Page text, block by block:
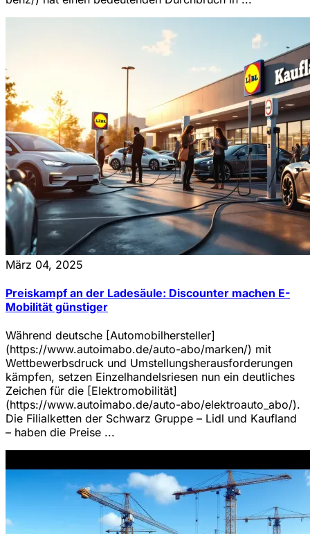
März 04, 2025
Preiskampf an der Ladesäule: Discounter machen E-
Mobilität günstiger
Während deutsche [Automobilhersteller]
(https://www.autoimabo.de/auto-abo/marken/) mit
Wettbewerbsdruck und Umstellungsherausforderungen
kämpfen, setzen Einzelhandelsriesen nun ein deutliches
Zeichen für die [Elektromobilität]
(https://www.autoimabo.de/auto-abo/elektroauto_abo/).
Die Filialketten der Schwarz Gruppe – Lidl und Kaufland
– haben die Preise ...